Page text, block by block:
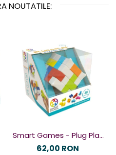
NOUTATILE:
Smart Games - Plug Play
Puzzler, joc de logica cu
62,00 RON